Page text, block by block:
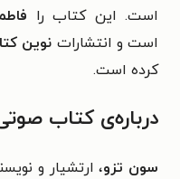
است. این کتاب را
است و انتشارات نوین
کرده است.
درباره‌ی کتاب
سون تزو، ارتشیار و